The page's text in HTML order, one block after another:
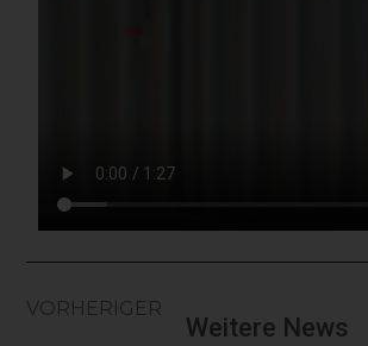
VORHERIGER
Weitere News